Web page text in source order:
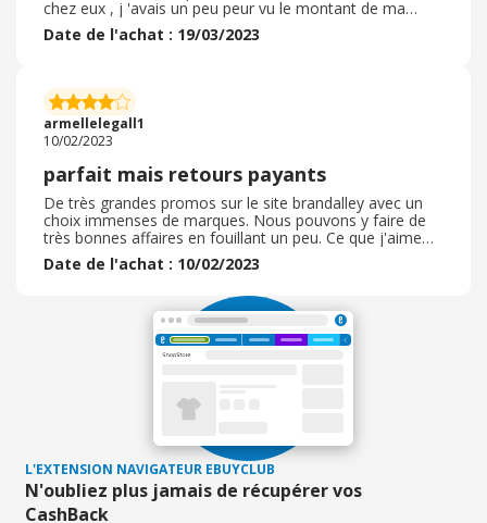
chez eux , j 'avais un peu peur vu le montant de ma
commande mais je n'ai eu aucun soucis . j'ai pu
bénéficier en plus d'un code promo ebuyclub , ce qui a
quelques jours avant la date prévue ce qui est un plus .
la qualité est top , très contente de mon achat . je
recommande Brandalley
Date de l'achat : 19/03/2023
armellelegall1
10/02/2023
parfait mais retours payants
De très grandes promos sur le site brandalley avec un
choix immenses de marques. Nous pouvons y faire de
très bonnes affaires en fouillant un peu. Ce que j'aime
moins c'est que les retours sont payants si problème
taille ou ne correspond pas à nos attente qualité couleur
alors que pleins d'autres sites les retours se font avec
des étiquettes pré payées. Je refléchi bien avant
d'acheter et évite le vêtements, dommage. Bref c'est
quand même pas mal.
Date de l'achat : 10/02/2023
L'EXTENSION NAVIGATEUR EBUYCLUB
N'oubliez plus jamais de récupérer vos
CashBack